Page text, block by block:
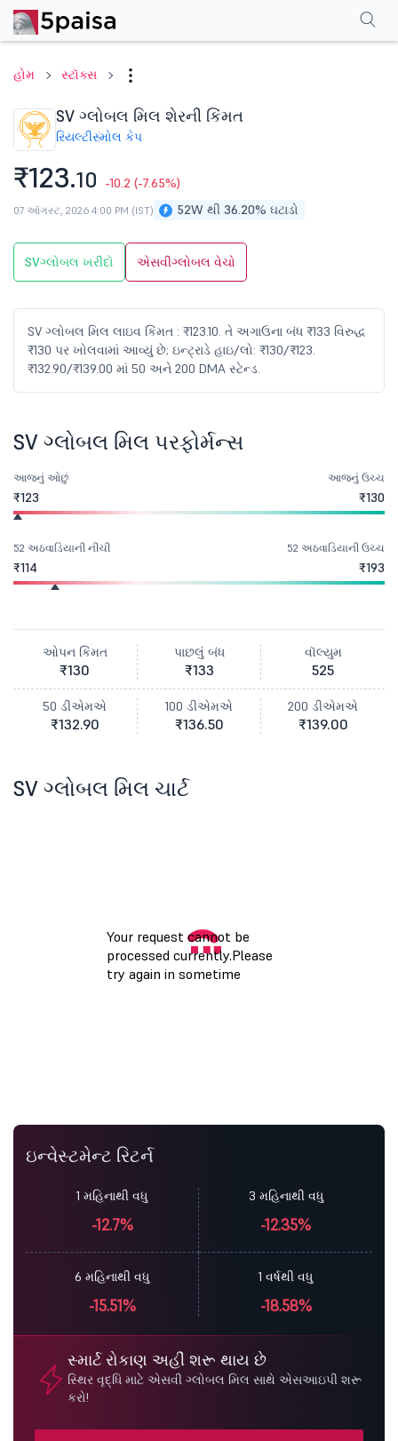
હોમ સ્ટૉક્સ
SV ગ્લોબલ મિલ શેરની કિંમત
રિયલ્ટીસ્મોલ કેપ
₹123.10 -10.2 (-7.65%)
52W થી 36.20% ઘટાડો
07 ઑગસ્ટ, 2026 4:00 PM (IST)
SVગ્લોબલ ખરીદો એસવીગ્લોબલ વેચો
SV ગ્લોબલ મિલ લાઇવ કિંમત : ₹123.10. તે અગાઉના બંધ ₹133 વિરુદ્ધ
₹130 પર ખોલવામાં આવ્યું છે; ઇન્ટ્રાડે હાઇ/લો: ₹130/₹123.
₹132.90/₹139.00 માં 50 અને 200 DMA સ્ટેન્ડ.
પરફોર્મન્સફાઇનાન્શિયલ્સ વધુ
SV ગ્લોબલ મિલ પરફોર્મન્સ
આજનું ઓછું
₹123
આજનું ઉચ્ચ
₹130
52 અઠવાડિયાની નીચી
₹114
52 અઠવાડિયાની ઉચ્ચ
₹193
ઓપન કિંમત
₹130
પાછલું બંધ
₹133
વૉલ્યુમ
525
50 ડીએમએ
₹132.90
100 ડીએમએ
₹136.50
200 ડીએમએ
₹139.00
SV ગ્લોબલ મિલ ચાર્ટ
ઇન્વેસ્ટમેન્ટ રિટર્ન
1 મહિનાથી વધુ
-12.7%
3 મહિનાથી વધુ
-12.35%
6 મહિનાથી વધુ
-15.51%
1 વર્ષથી વધુ
-18.58%
સ્માર્ટ રોકાણ અહીં શરૂ થાય છે
સ્થિર વૃદ્ધિ માટે એસવી ગ્લોબલ મિલ સાથે એસઆઇપી શરૂ
કરો!